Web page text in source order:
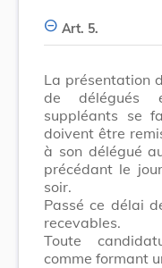
Art. 5.
La présentation
de délégués
suppléants se
doivent être
à son délégué
précédant le
soir.
Passé ce délai
recevables.
Toute
comme formant